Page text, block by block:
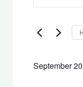
Suche
September